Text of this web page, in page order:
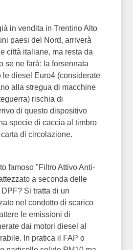
in vendita in Trentino Alto
paesi del Nord, arriverà
città italiane, ma resta da
se ne farà: la forsennata
le diesel Euro4 (considerate
alla stregua di macchine
rischia di
di questo dispositivo
specie di caccia al timbro
di circolazione.
famoso "Filtro Attivo Anti-
a seconda delle
Si tratta di un
nel condotto di scarico
le emissioni di
dai motori diesel al
In pratica il FAP o